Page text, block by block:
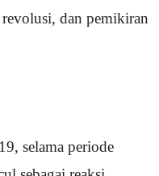
revolusi, dan pemikiran
selama periode